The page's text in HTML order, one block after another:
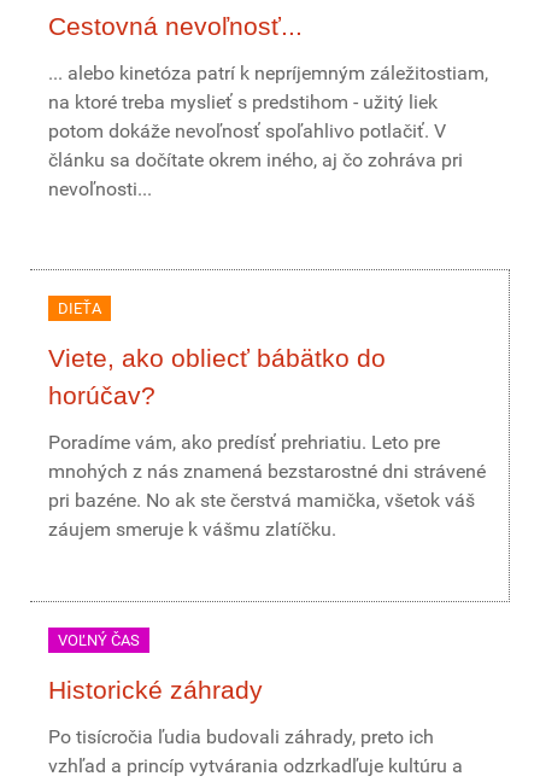
Cestovná nevoľnosť...
... alebo kinetóza patrí k nepríjemným záležitostiam,
na ktoré treba myslieť s predstihom - užitý liek
potom dokáže nevoľnosť spoľahlivo potlačiť. V
článku sa dočítate okrem iného, aj čo zohráva pri
nevoľnosti...
DIEŤA
Viete, ako obliecť bábätko do
horúčav?
Poradíme vám, ako predísť prehriatiu. Leto pre
mnohých z nás znamená bezstarostné dni strávené
pri bazéne. No ak ste čerstvá mamička, všetok váš
záujem smeruje k vášmu zlatíčku.
VOĽNÝ ČAS
Historické záhrady
Po tisícročia ľudia budovali záhrady, preto ich
vzhľad a princíp vytvárania odzrkadľuje kultúru a